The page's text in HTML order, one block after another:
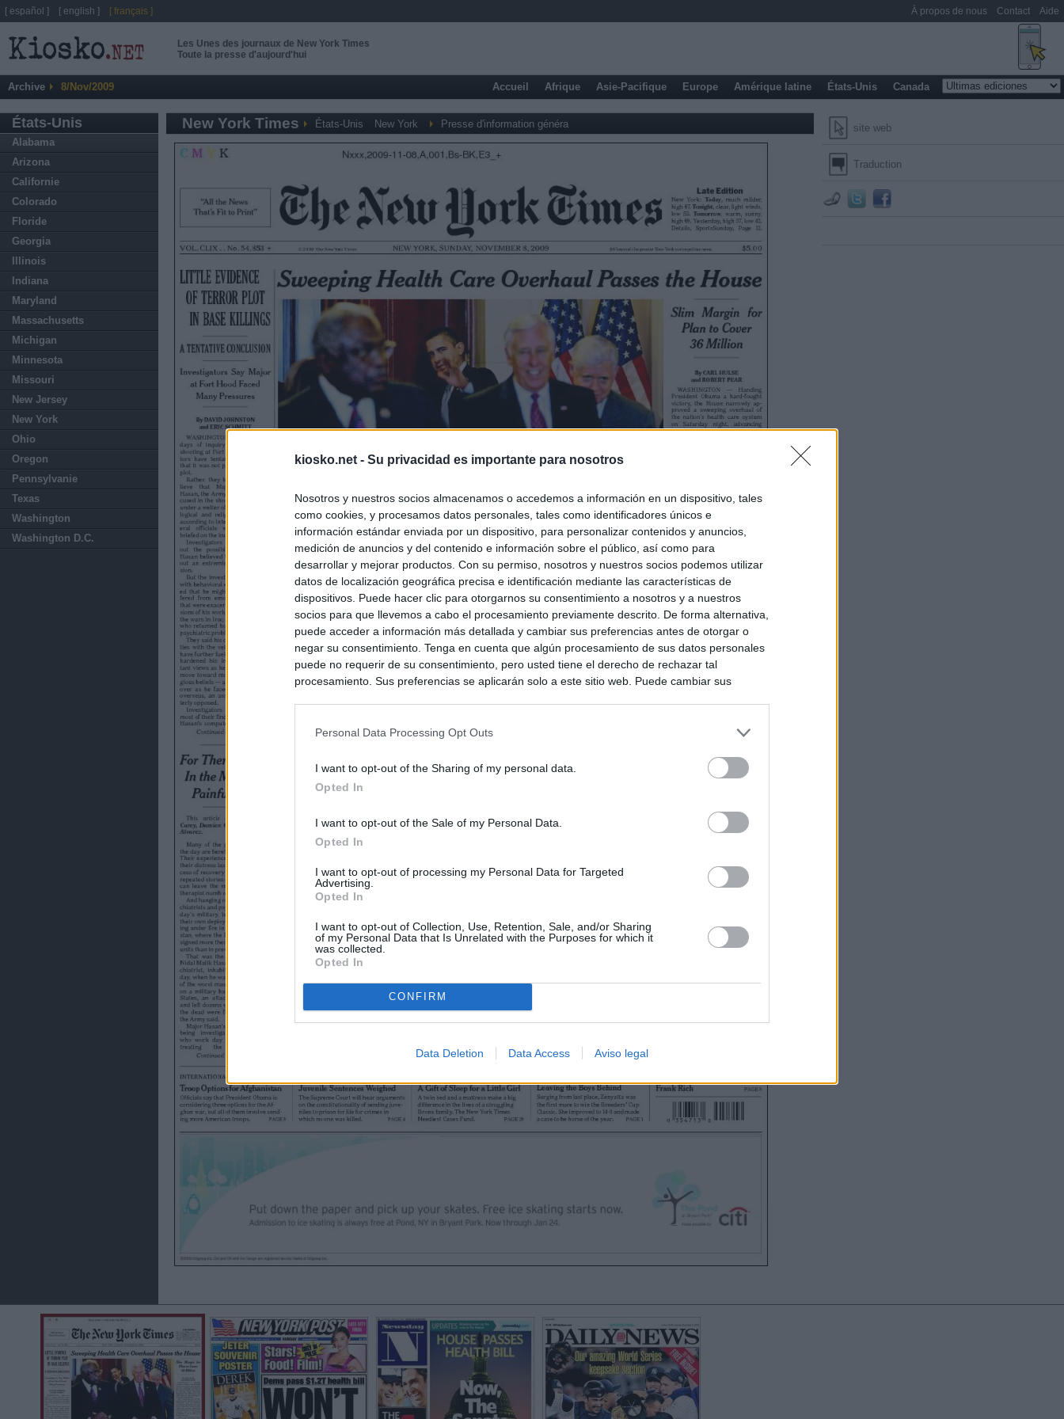
kiosko.net - Su privacidad es importante para nosotros
Nosotros y nuestros socios almacenamos o accedemos a información en un dispositivo, tales
como cookies, y procesamos datos personales, tales como identificadores únicos e
información estándar enviada por un dispositivo, para personalizar contenidos y anuncios,
medición de anuncios y del contenido e información sobre el público, así como para
desarrollar y mejorar productos. Con su permiso, nosotros y nuestros socios podemos utilizar
datos de localización geográfica precisa e identificación mediante las características de
dispositivos. Puede hacer clic para otorgarnos su consentimiento a nosotros y a nuestros
socios para que llevemos a cabo el procesamiento previamente descrito. De forma alternativa,
puede acceder a información más detallada y cambiar sus preferencias antes de otorgar o
negar su consentimiento. Tenga en cuenta que algún procesamiento de sus datos personales
puede no requerir de su consentimiento, pero usted tiene el derecho de rechazar tal
procesamiento. Sus preferencias se aplicarán solo a este sitio web. Puede cambiar sus
Personal Data Processing Opt Outs
I want to opt-out of the Sharing of my personal data.
Opted In
I want to opt-out of the Sale of my Personal Data.
Opted In
I want to opt-out of processing my Personal Data for Targeted
Advertising.
Opted In
I want to opt-out of Collection, Use, Retention, Sale, and/or Sharing
of my Personal Data that Is Unrelated with the Purposes for which it
was collected.
Opted In
CONFIRM
Data Deletion Data Access Aviso legal
Les Unes des journaux de New York Times
Toute la presse d'aujourd'hui
Archive 8/Nov/2009 Accueil Afrique Asie-Pacifique Europe Amérique latine États-Unis Canada
États-Unis
Alabama
Arizona
Californie
Colorado
Floride
Georgia
Illinois
Indiana
Maryland
Massachusetts
Michigan
Minnesota
Missouri
New Jersey
New York
Ohio
Oregon
Pennsylvanie
Texas
Washington
Washington D.C.
site web
Traduction
New York Times États-Unis New York Presse d'information généra
[ español ] [ english ] [ français ] À propos de nous Contact Aide